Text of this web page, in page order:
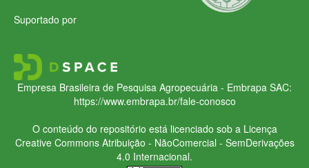
Suportado por
Empresa Brasileira de Pesquisa Agropecuária - Embrapa SAC:
https://www.embrapa.br/fale-conosco
O conteúdo do repositório está licenciado sob a Licença
Creative CommonsAtribuição - NãoComercial - SemDerivações
4.0 Internacional.